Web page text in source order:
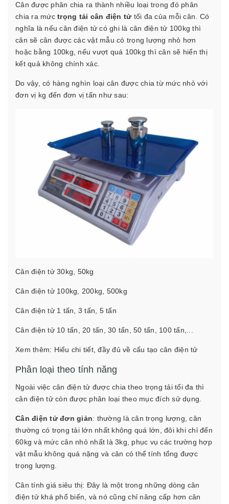
Cân được phân chia ra thành nhiều loại trong đó phân
chia ra mức trọng tải cân điện tử tối đa của mỗi cân. Có
nghĩa là nếu cân điện tử có ghi là cân điện tử 100kg thì
cân sẽ cân được các vật mẫu có trọng lượng nhỏ hơn
hoặc bằng 100kg, nếu vượt quá 100kg thì cân sẽ hiển thị
kết quả không chính xác.
Do vậy, có hàng nghìn loại cân được chia từ mức nhỏ với
đơn vị kg đến đơn vị tấn như sau:
Cân điện tử 30kg, 50kg
Cân điện tử 100kg, 200kg, 500kg
Cân điện tử 1 tấn, 3 tấn, 5 tấn
Cân điện tử 10 tấn, 20 tấn, 30 tấn, 50 tấn, 100 tấn,...
Xem thêm: Hiểu chi tiết, đầy đủ về cấu tạo cân điện tử
Phân loại theo tính năng
Ngoài việc cân điện tử được chia theo trọng tải tối đa thì
cân điện tử còn được phân loại theo mục đích sử dụng.
Cân điện tử đơn giản: thường là cân trọng lượng, cân
thường có trọng tải lớn nhất không quá lớn, đôi khi chỉ đến
60kg và mức cân nhỏ nhất là 3kg, phục vụ các trường hợp
vật mẫu không quá nặng và cân có thể tính tổng được
trọng lượng.
Cân tính giá siêu thị: Đây là một trong những dòng cân
điện tử khá phổ biến, và nó cũng chỉ nâng cấp hơn cân